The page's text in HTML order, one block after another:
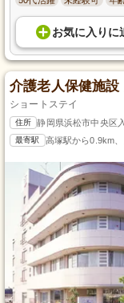
お気に入り に
介護老人保健施
ショートステイ
住所 静岡県浜松市中央区
最寄駅 高塚駅から0.9km